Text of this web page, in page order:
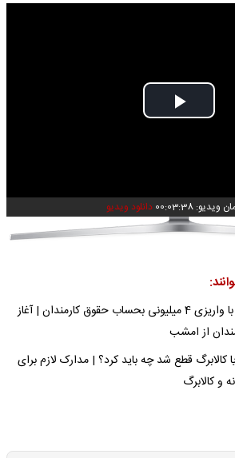
Play
00:03:38 دانلود ویدیو
غافلگیری دولت با واریزی 4 میلیونی بحساب حقوق کارمندان | آغاز
از امشب
کالابرگ قطع شد چه باید کرد؟ | مدارک لازم برای
و کالابرگ